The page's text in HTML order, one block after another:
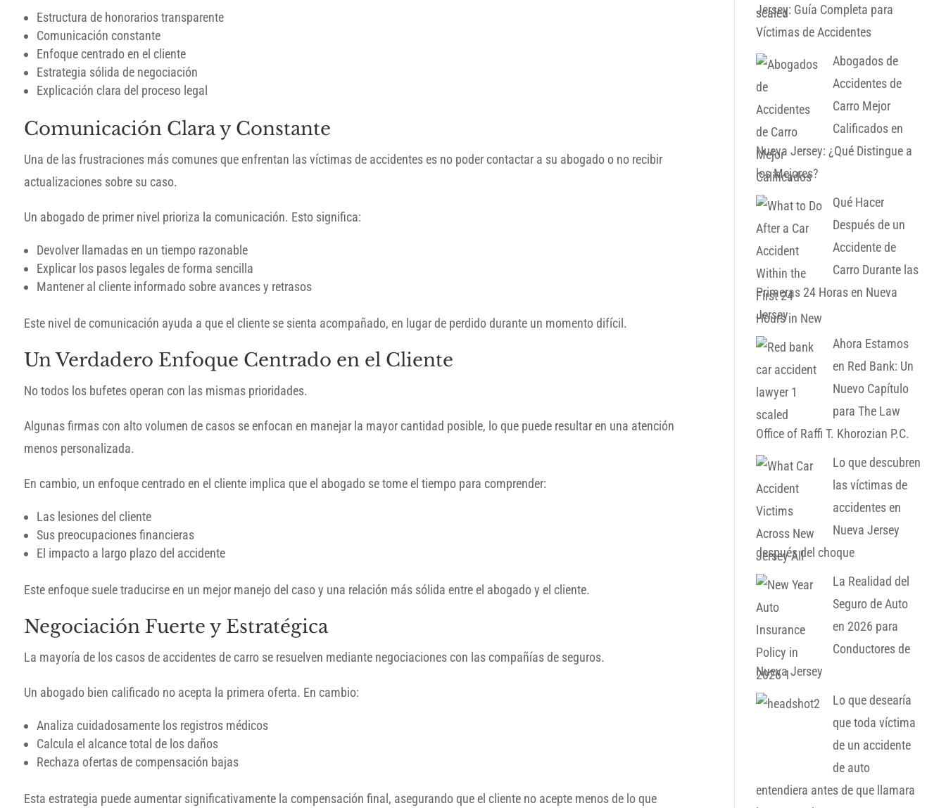
Estructura de honorarios transparente
Comunicación constante
Enfoque centrado en el cliente
Estrategia sólida de negociación
Explicación clara del proceso legal
Comunicación Clara y Constante
Una de las frustraciones más comunes que enfrentan las víctimas de accidentes es no poder contactar a su abogado o no recibir
actualizaciones sobre su caso.
Un abogado de primer nivel prioriza la comunicación. Esto significa:
Devolver llamadas en un tiempo razonable
Explicar los pasos legales de forma sencilla
Mantener al cliente informado sobre avances y retrasos
Este nivel de comunicación ayuda a que el cliente se sienta acompañado, en lugar de perdido durante un momento difícil.
Un Verdadero Enfoque Centrado en el Cliente
No todos los bufetes operan con las mismas prioridades.
Algunas firmas con alto volumen de casos se enfocan en manejar la mayor cantidad posible, lo que puede resultar en una atención
menos personalizada.
En cambio, un enfoque centrado en el cliente implica que el abogado se tome el tiempo para comprender:
Las lesiones del cliente
Sus preocupaciones financieras
El impacto a largo plazo del accidente
Este enfoque suele traducirse en un mejor manejo del caso y una relación más sólida entre el abogado y el cliente.
Negociación Fuerte y Estratégica
La mayoría de los casos de accidentes de carro se resuelven mediante negociaciones con las compañías de seguros.
Un abogado bien calificado no acepta la primera oferta. En cambio:
Analiza cuidadosamente los registros médicos
Calcula el alcance total de los daños
Rechaza ofertas de compensación bajas
Esta estrategia puede aumentar significativamente la compensación final, asegurando que el cliente no acepte menos de lo que
Jersey: Guía Completa para
Víctimas de Accidentes
Abogados de
Accidentes de
Carro Mejor
Calificados en
Nueva Jersey: ¿Qué Distingue a
los Mejores?
Qué Hacer
Después de un
Accidente de
Carro Durante las
Primeras 24 Horas en Nueva
Jersey
Ahora Estamos
en Red Bank: Un
Nuevo Capítulo
para The Law
Office of Raffi T. Khorozian P.C.
Lo que descubren
las víctimas de
accidentes en
Nueva Jersey
después del choque
La Realidad del
Seguro de Auto
en 2026 para
Conductores de
Nueva Jersey
Lo que desearía
que toda víctima
de un accidente
de auto
entendiera antes de que llamara